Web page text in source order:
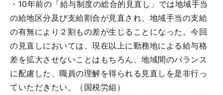
・10年前の「給与制度の総合的見直し」では地域手当
の給地区分及び支給割合が見直され、地域手当の支給
の有無により２割もの差が生じることになった。今回
の見直しにおいては、現在以上に勤務地による給与格
差を拡大させないことはもちろん、地域間のバランス
に配慮した、職員の理解を得られる見直しを是非行っ
ていただきたい。（国税労組）